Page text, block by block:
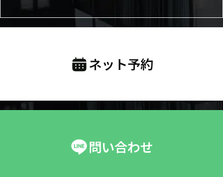
ネット予約
問い合わせ